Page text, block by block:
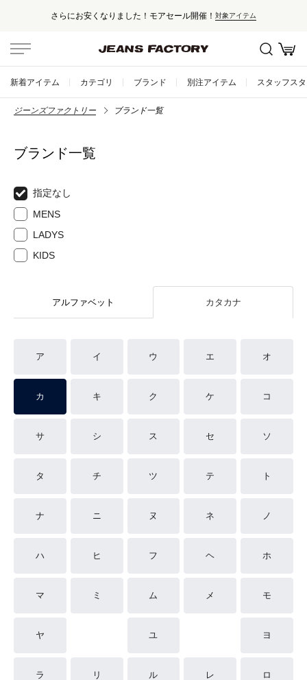
さらにお安くなりました！モアセール開催！ 対象アイテム
新着アイテム カテゴリ ブランド 別注アイテム スタッフス
ジーンズファクトリー ブランド一覧
ブランド一覧
指定なし
MENS
LADYS
KIDS
アルファベット カタカナ
ア イ ウ エ オ
カ キ ク ケ コ
サ シ ス セ ソ
タ チ ツ テ ト
ナ ニ ヌ ネ ノ
ハ ヒ フ ヘ ホ
マ ミ ム メ モ
ヤ ユ ヨ
ラ リ ル レ ロ